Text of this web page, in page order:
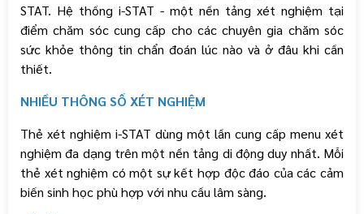
STAT. Hệ thống i-STAT - một nền tảng xét nghiệm tại
điểm chăm sóc cung cấp cho các chuyên gia chăm sóc
sức khỏe thông tin chẩn đoán lúc nào và ở đâu khi cần
thiết.
NHIỀU THÔNG SỐ XÉT NGHIỆM
Thẻ xét nghiệm i-STAT dùng một lần cung cấp menu xét
nghiệm đa dạng trên một nền tảng di động duy nhất. Mỗi
thẻ xét nghiệm có một sự kết hợp độc đáo của các cảm
biến sinh học phù hợp với nhu cầu lâm sàng.